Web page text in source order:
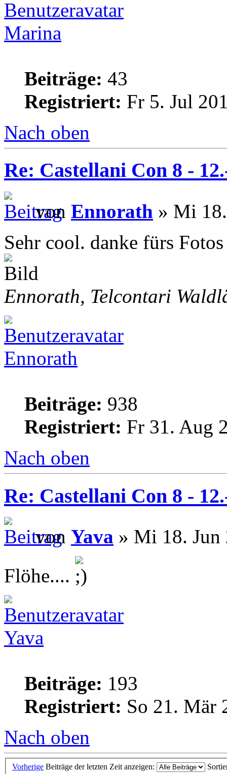
Marina
Beiträge: 43
Registriert: Fr 5. Jul
Nach oben
Re: Castellani Con 8 -
von Ennorath » Mi
Sehr cool. danke fürs
Ennorath, Telcontari
Ennorath
Beiträge: 938
Registriert: Fr 31. Aug
Nach oben
Re: Castellani Con 8 -
von Yava » Mi 18. Jun
Flöhe....
Yava
Beiträge: 193
Registriert: So 21. Mär
Nach oben
Vorherige Beiträge der letzten Zeit anzeigen: